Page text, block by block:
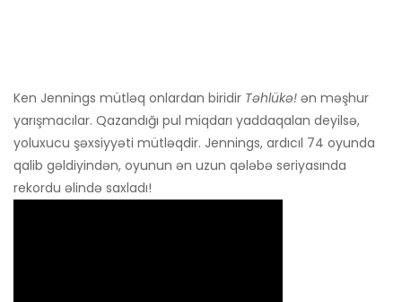
Ken Jennings mütləq onlardan biridir Təhlükə! ən məşhur
yarışmacılar. Qazandığı pul miqdarı yaddaqalan deyilsə,
yoluxucu şəxsiyyəti mütləqdir. Jennings, ardıcıl 74 oyunda
qalib gəldiyindən, oyunun ən uzun qələbə seriyasında
rekordu əlində saxladı!